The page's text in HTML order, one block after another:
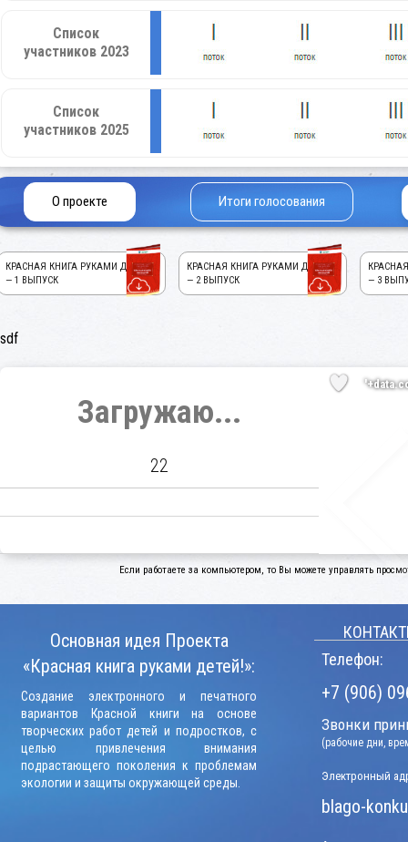
Список
участников 2023
Список
участников 2025
О проекте Итоги голосования
КРАСНАЯ КНИГА РУКАМИ ДЕТЕЙ!
— 1 ВЫПУСК
КРАСНАЯ КНИГА РУКАМИ ДЕТЕЙ!
— 2 ВЫПУСК
— 3
sdf
Загружаю...
22
Если работаете за компьютером, то Вы можете управлять
Основная идея Проекта
«Красная книга руками детей!»:
Создание электронного и печатного
вариантов Красной книги на основе
творческих работ детей и подростков, с
целью привлечения внимания
подрастающего поколения к проблемам
экологии и защиты окружающей среды.
Телефон:
+7 (906)
Звонки
(рабочие дни,
Электронный
blago-